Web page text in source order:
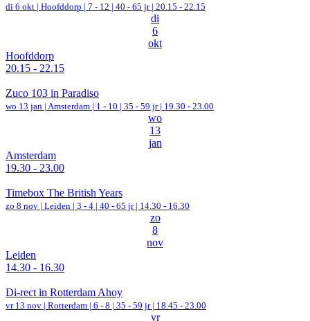
di 6 okt | Hoofddorp | 7 - 12 | 40 - 65 jr | 20.15 - 22.15
di
6
okt
Hoofddorp
20.15 - 22.15
Zuco 103 in Paradiso
wo 13 jan | Amsterdam | 1 - 10 | 35 - 59 jr | 19.30 - 23.00
wo
13
jan
Amsterdam
19.30 - 23.00
Timebox The British Years
zo 8 nov | Leiden | 3 - 4 | 40 - 65 jr | 14.30 - 16.30
zo
8
nov
Leiden
14.30 - 16.30
Di-rect in Rotterdam Ahoy
vr 13 nov | Rotterdam | 6 - 8 | 35 - 59 jr | 18.45 - 23.00
vr